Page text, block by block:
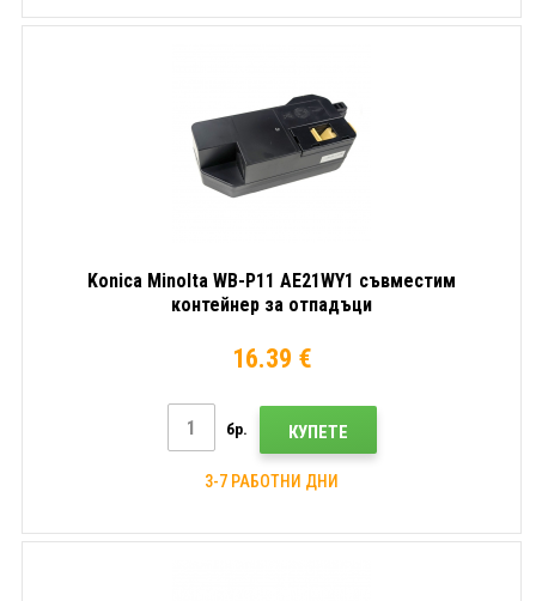
Konica Minolta WB-P11 AE21WY1 съвместим
контейнер за отпадъци
16.39 €
бр. КУПЕТЕ
3-7 РАБОТНИ ДНИ